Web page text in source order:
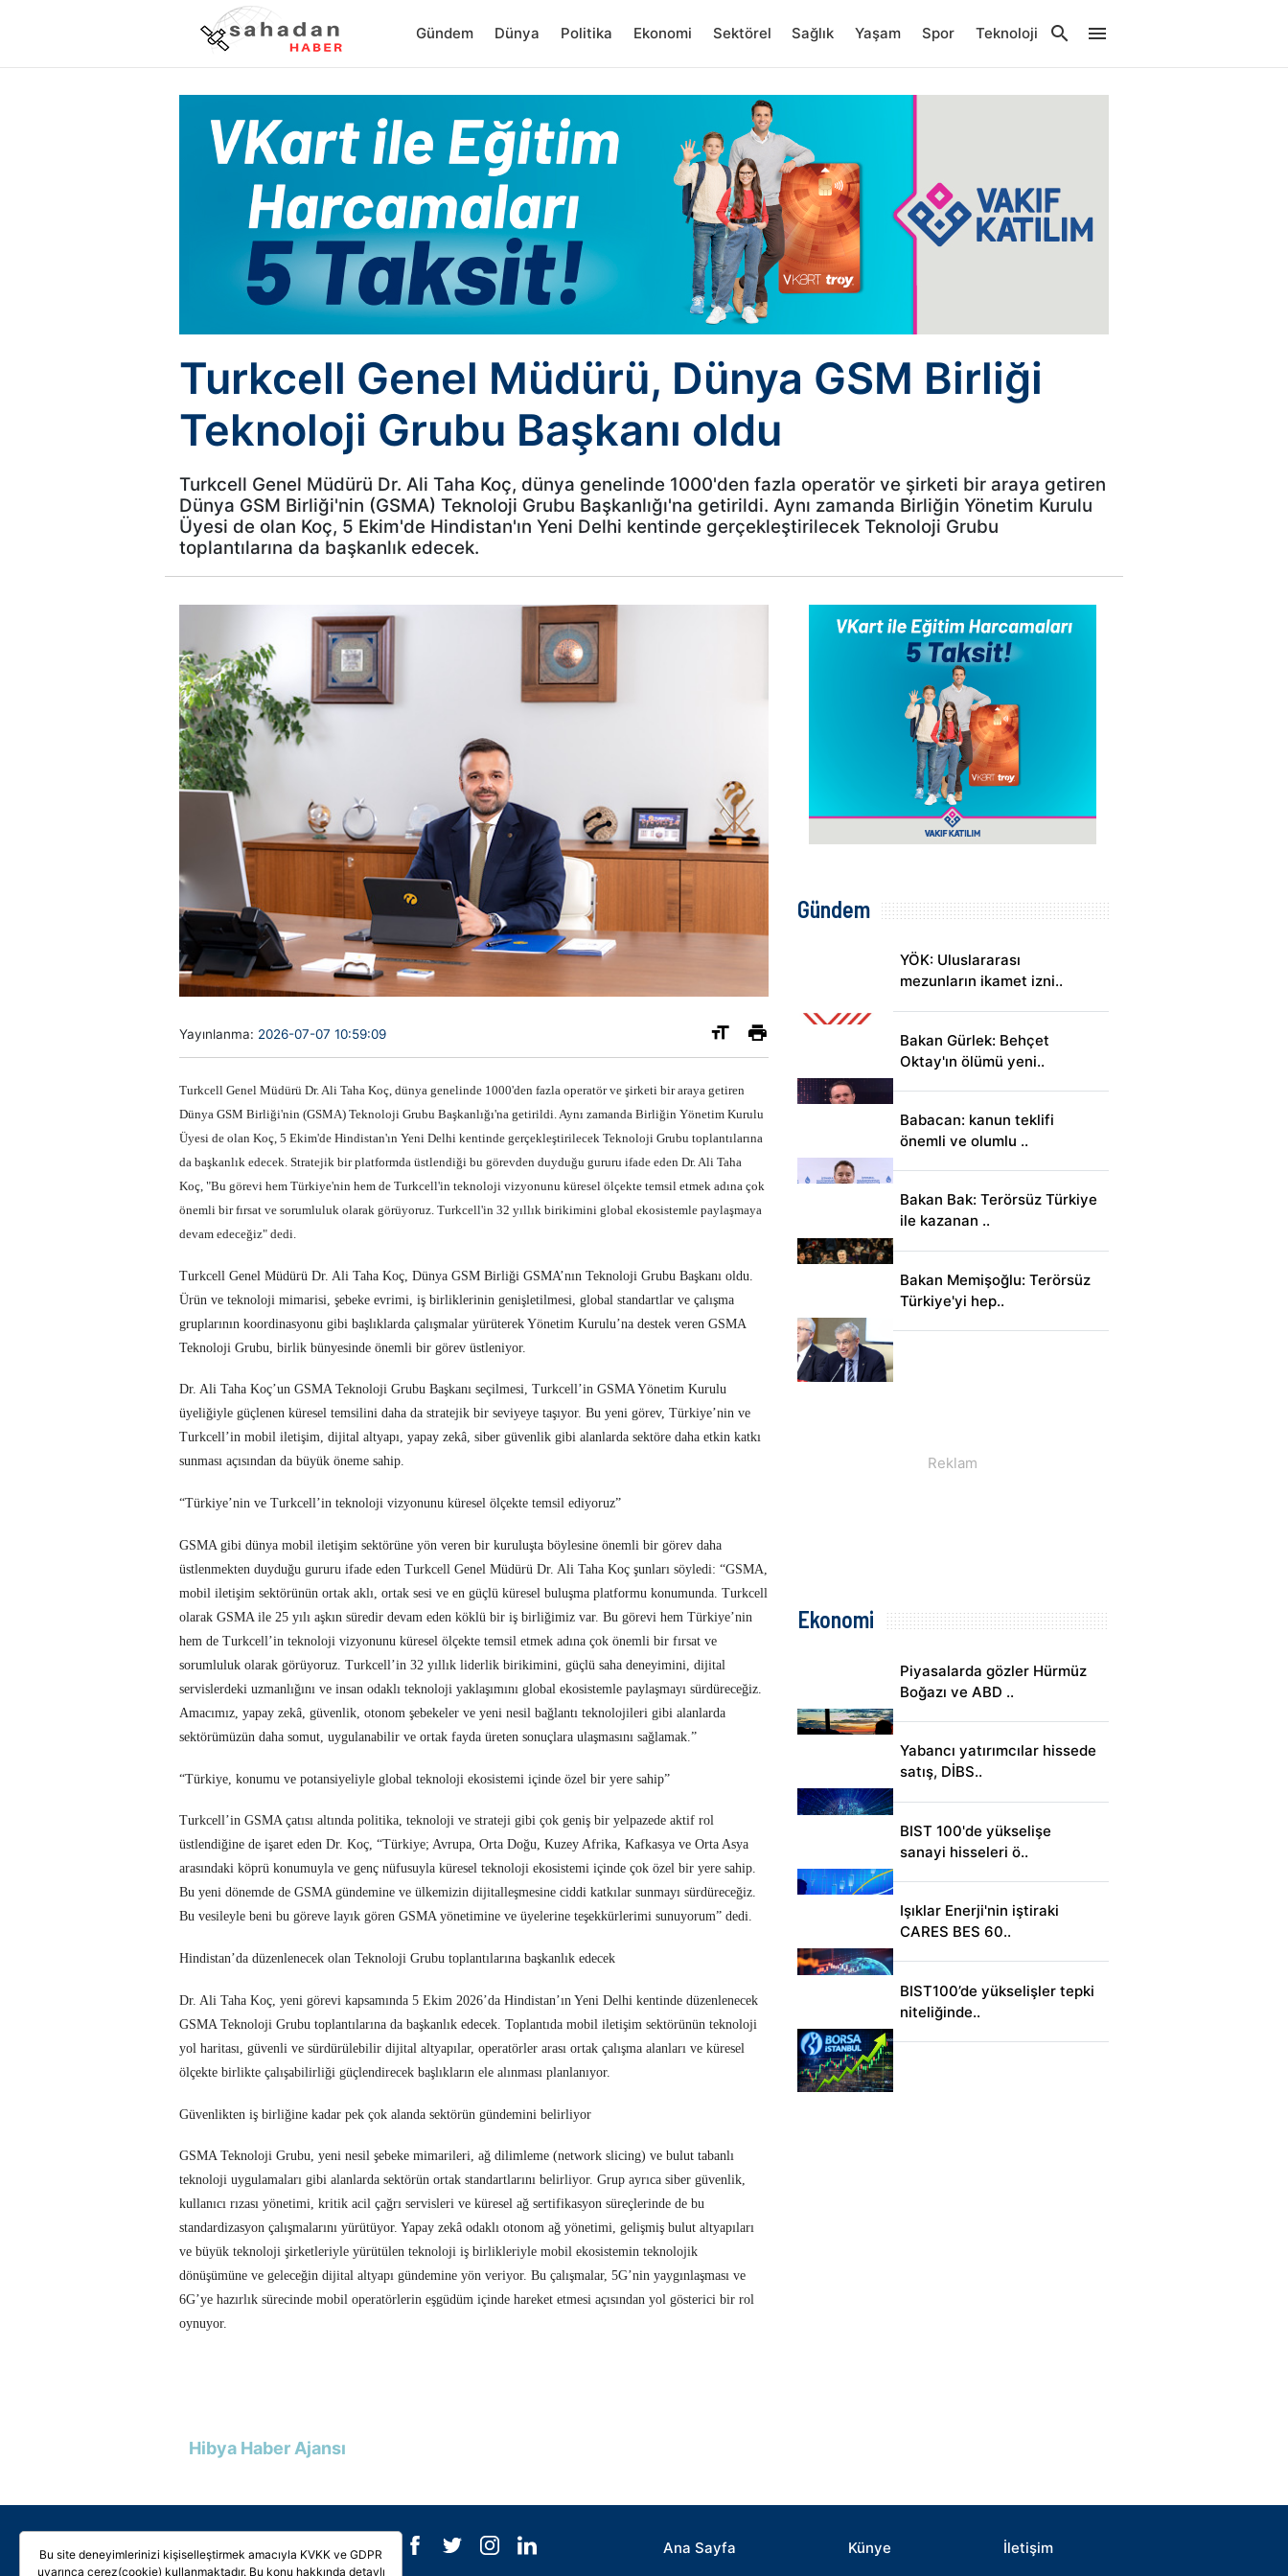
Gündem Dünya Politika Ekonomi Sektörel Sağlık Yaşam Spor Teknoloji
Turkcell Genel Müdürü, Dünya GSM Birliği
Teknoloji Grubu Başkanı oldu
Turkcell Genel Müdürü Dr. Ali Taha Koç, dünya genelinde 1000'den fazla operatör ve şirketi bir araya getiren
Dünya GSM Birliği'nin (GSMA) Teknoloji Grubu Başkanlığı'na getirildi. Aynı zamanda Birliğin Yönetim Kurulu
Üyesi de olan Koç, 5 Ekim'de Hindistan'ın Yeni Delhi kentinde gerçekleştirilecek Teknoloji Grubu
toplantılarına da başkanlık edecek.
Yayınlanma: 2026-07-07 10:59:09
Turkcell Genel Müdürü Dr. Ali Taha Koç, dünya genelinde 1000'den fazla operatör ve şirketi bir araya getiren
Dünya GSM Birliği'nin (GSMA) Teknoloji Grubu Başkanlığı'na getirildi. Aynı zamanda Birliğin Yönetim Kurulu
Üyesi de olan Koç, 5 Ekim'de Hindistan'ın Yeni Delhi kentinde gerçekleştirilecek Teknoloji Grubu toplantılarına
da başkanlık edecek. Stratejik bir platformda üstlendiği bu görevden duyduğu gururu ifade eden Dr. Ali Taha
Koç, "Bu görevi hem Türkiye'nin hem de Turkcell'in teknoloji vizyonunu küresel ölçekte temsil etmek adına çok
önemli bir fırsat ve sorumluluk olarak görüyoruz. Turkcell'in 32 yıllık birikimini global ekosistemle paylaşmaya
devam edeceğiz" dedi.
Turkcell Genel Müdürü Dr. Ali Taha Koç, Dünya GSM Birliği GSMA’nın Teknoloji Grubu Başkanı oldu.
Ürün ve teknoloji mimarisi, şebeke evrimi, iş birliklerinin genişletilmesi, global standartlar ve çalışma
gruplarının koordinasyonu gibi başlıklarda çalışmalar yürüterek Yönetim Kurulu’na destek veren GSMA
Teknoloji Grubu, birlik bünyesinde önemli bir görev üstleniyor.
Dr. Ali Taha Koç’un GSMA Teknoloji Grubu Başkanı seçilmesi, Turkcell’in GSMA Yönetim Kurulu
üyeliğiyle güçlenen küresel temsilini daha da stratejik bir seviyeye taşıyor. Bu yeni görev, Türkiye’nin ve
Turkcell’in mobil iletişim, dijital altyapı, yapay zekâ, siber güvenlik gibi alanlarda sektöre daha etkin katkı
sunması açısından da büyük öneme sahip.
“Türkiye’nin ve Turkcell’in teknoloji vizyonunu küresel ölçekte temsil ediyoruz”
GSMA gibi dünya mobil iletişim sektörüne yön veren bir kuruluşta böylesine önemli bir görev daha
üstlenmekten duyduğu gururu ifade eden Turkcell Genel Müdürü Dr. Ali Taha Koç şunları söyledi: “GSMA,
mobil iletişim sektörünün ortak aklı, ortak sesi ve en güçlü küresel buluşma platformu konumunda. Turkcell
olarak GSMA ile 25 yılı aşkın süredir devam eden köklü bir iş birliğimiz var. Bu görevi hem Türkiye’nin
hem de Turkcell’in teknoloji vizyonunu küresel ölçekte temsil etmek adına çok önemli bir fırsat ve
sorumluluk olarak görüyoruz. Turkcell’in 32 yıllık liderlik birikimini, güçlü saha deneyimini, dijital
servislerdeki uzmanlığını ve insan odaklı teknoloji yaklaşımını global ekosistemle paylaşmayı sürdüreceğiz.
Amacımız, yapay zekâ, güvenlik, otonom şebekeler ve yeni nesil bağlantı teknolojileri gibi alanlarda
sektörümüzün daha somut, uygulanabilir ve ortak fayda üreten sonuçlara ulaşmasını sağlamak.”
“Türkiye, konumu ve potansiyeliyle global teknoloji ekosistemi içinde özel bir yere sahip”
Turkcell’in GSMA çatısı altında politika, teknoloji ve strateji gibi çok geniş bir yelpazede aktif rol
üstlendiğine de işaret eden Dr. Koç, “Türkiye; Avrupa, Orta Doğu, Kuzey Afrika, Kafkasya ve Orta Asya
arasındaki köprü konumuyla ve genç nüfusuyla küresel teknoloji ekosistemi içinde çok özel bir yere sahip.
Bu yeni dönemde de GSMA gündemine ve ülkemizin dijitalleşmesine ciddi katkılar sunmayı sürdüreceğiz.
Bu vesileyle beni bu göreve layık gören GSMA yönetimine ve üyelerine teşekkürlerimi sunuyorum” dedi.
Hindistan’da düzenlenecek olan Teknoloji Grubu toplantılarına başkanlık edecek
Dr. Ali Taha Koç, yeni görevi kapsamında 5 Ekim 2026’da Hindistan’ın Yeni Delhi kentinde düzenlenecek
GSMA Teknoloji Grubu toplantılarına da başkanlık edecek. Toplantıda mobil iletişim sektörünün teknoloji
yol haritası, güvenli ve sürdürülebilir dijital altyapılar, operatörler arası ortak çalışma alanları ve küresel
ölçekte birlikte çalışabilirliği güçlendirecek başlıkların ele alınması planlanıyor.
Güvenlikten iş birliğine kadar pek çok alanda sektörün gündemini belirliyor
GSMA Teknoloji Grubu, yeni nesil şebeke mimarileri, ağ dilimleme (network slicing) ve bulut tabanlı
teknoloji uygulamaları gibi alanlarda sektörün ortak standartlarını belirliyor. Grup ayrıca siber güvenlik,
kullanıcı rızası yönetimi, kritik acil çağrı servisleri ve küresel ağ sertifikasyon süreçlerinde de bu
standardizasyon çalışmalarını yürütüyor. Yapay zekâ odaklı otonom ağ yönetimi, gelişmiş bulut altyapıları
ve büyük teknoloji şirketleriyle yürütülen teknoloji iş birlikleriyle mobil ekosistemin teknolojik
dönüşümüne ve geleceğin dijital altyapı gündemine yön veriyor. Bu çalışmalar, 5G’nin yaygınlaşması ve
6G’ye hazırlık sürecinde mobil operatörlerin eşgüdüm içinde hareket etmesi açısından yol gösterici bir rol
oynuyor.
Hibya Haber Ajansı
Gündem
YÖK: Uluslararası
mezunların ikamet izni..
Bakan Gürlek: Behçet
Oktay'ın ölümü yeni..
Babacan: kanun teklifi
önemli ve olumlu ..
Bakan Bak: Terörsüz Türkiye
ile kazanan ..
Bakan Memişoğlu: Terörsüz
Türkiye'yi hep..
Ekonomi
Piyasalarda gözler Hürmüz
Boğazı ve ABD ..
Yabancı yatırımcılar hissede
satış, DİBS..
BIST 100'de yükselişe
sanayi hisseleri ö..
Işıklar Enerji'nin iştiraki
CARES BES 60..
BIST100’de yükselişler tepki
niteliğinde..
Galeri Video Ana Sayfa Künye İletişim
Bu site deneyimlerinizi kişiselleştirmek amacıyla KVKK ve GDPR
uyarınca çerez(cookie) kullanmaktadır. Bu konu hakkında detaylı